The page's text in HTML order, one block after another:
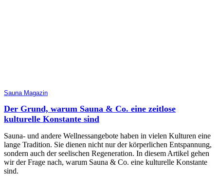
Sauna Magazin
Der Grund, warum Sauna & Co. eine zeitlose
kulturelle Konstante sind
Sauna- und andere Wellnessangebote haben in vielen Kulturen eine
lange Tradition. Sie dienen nicht nur der körperlichen Entspannung,
sondern auch der seelischen Regeneration. In diesem Artikel gehen
wir der Frage nach, warum Sauna & Co. eine kulturelle Konstante
sind.